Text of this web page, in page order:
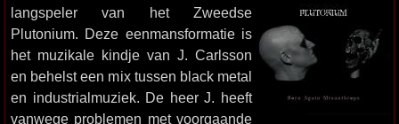
langspeler van het Zweedse
Plutonium. Deze eenmansformatie is
het muzikale kindje van J. Carlsson
en behelst een mix tussen black metal
en industrialmuziek. De heer J. heeft
vanwege problemen met voorgaande